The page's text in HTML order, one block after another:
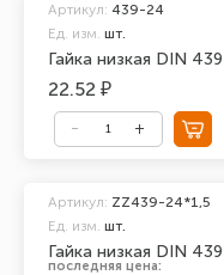
Гайка низкая DIN
Артикул: 439-24
Ед. изм. шт.
22.52 ₽
Гайка низкая DIN
Артикул: ZZ439-24*1,5
Ед. изм. шт.
последняя цена: